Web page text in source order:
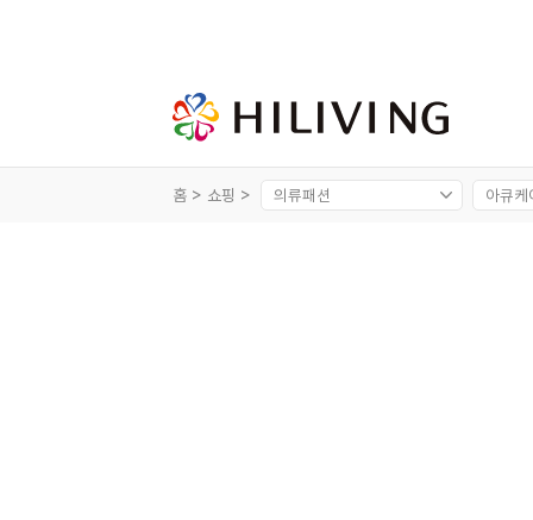
홈 > 쇼핑 >